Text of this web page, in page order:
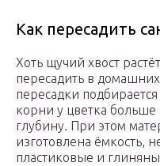
Как пересадить
Хоть щучий хвост
пересадить в
пересадки
корни у цветка больше
глубину. При этом
изготовлена ёмкость,
пластиковые и